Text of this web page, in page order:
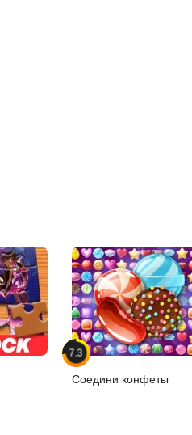
7.3
Соедини конфеты